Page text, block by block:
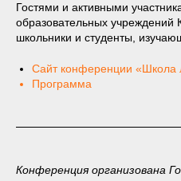
Гостями и активными
образовательных учреждений
школьники и студенты,
Сайт конференции «Школа
Программа
Конференция организована